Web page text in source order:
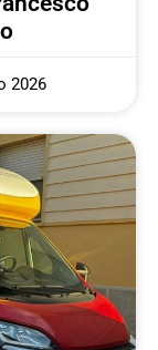
2026